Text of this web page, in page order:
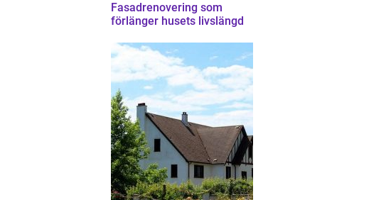
Fasadrenovering som
förlänger husets livslängd